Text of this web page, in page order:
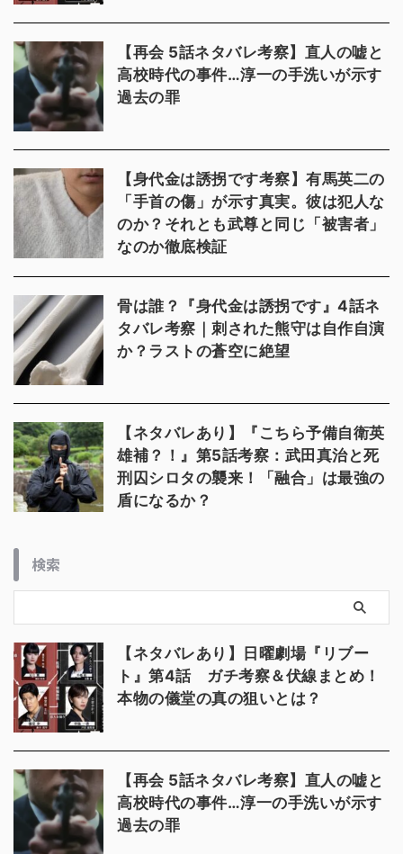
【再会 5話ネタバレ考察】直人の嘘と
高校時代の事件…淳一の手洗いが示す
過去の罪
【身代金は誘拐です考察】有馬英二の
「手首の傷」が示す真実。彼は犯人な
のか？それとも武尊と同じ「被害者」
なのか徹底検証
骨は誰？『身代金は誘拐です』4話ネ
タバレ考察｜刺された熊守は自作自演
か？ラストの蒼空に絶望
【ネタバレあり】『こちら予備自衛英
雄補？！』第5話考察：武田真治と死
刑囚シロタの襲来！「融合」は最強の
盾になるか？
検索
【ネタバレあり】日曜劇場『リブー
ト』第4話 ガチ考察＆伏線まとめ！
本物の儀堂の真の狙いとは？
【再会 5話ネタバレ考察】直人の嘘と
高校時代の事件…淳一の手洗いが示す
過去の罪